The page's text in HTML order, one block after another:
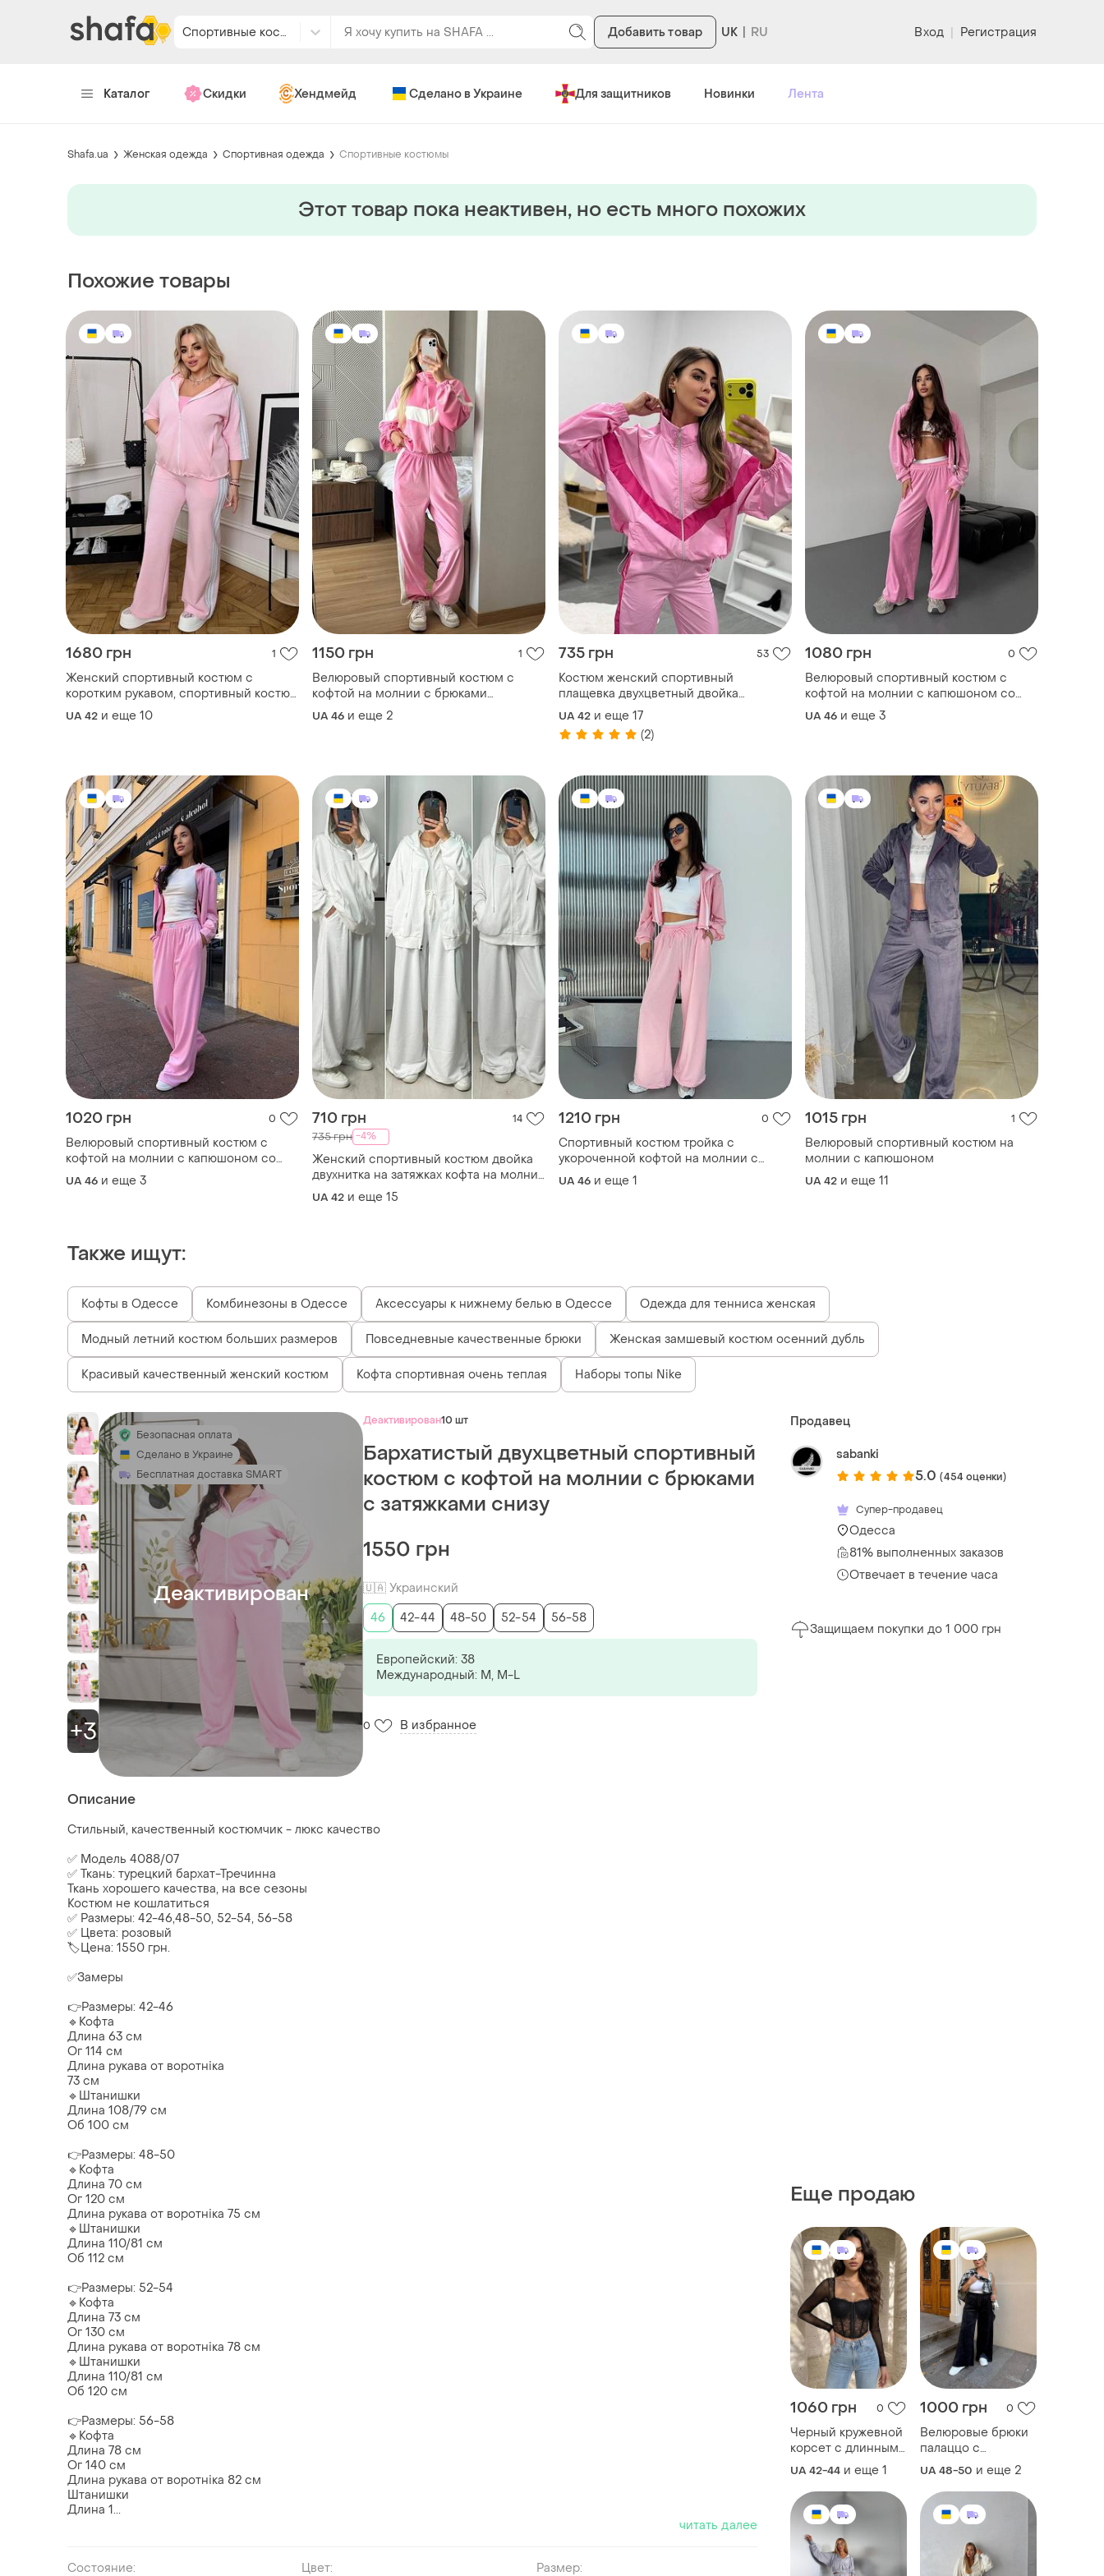
Спортивные костюмы Добавить товар UK Вход | Регистрация
Каталог Скидки Хендмейд Сделано в Украине Для защитников Новинки Лента
Shafa.ua Женская одежда Спортивная одежда Спортивные костюмы
Этот товар пока неактивен, но есть много похожих
Похожие товары
1680 грн 1
Женский спортивный костюм с
коротким рукавом, спортивный костюм
с лампасами, спортивный костюм
кофта на затяжках
UA 42 и еще 10
1150 грн 1
Велюровый спортивный костюм с
кофтой на молнии с брюками
джоггерами с карманами
UA 46 и еще 2
735 грн 53
Костюм женский спортивный
плащевка двухцветный двойка
оверсайз на затяжках розовый
UA 42 и еще 17
(2)
1080 грн 0
Велюровый спортивный костюм с
кофтой на молнии с капюшоном со
свободными прямыми брюками
UA 46 и еще 3
1020 грн 0
Велюровый спортивный костюм с
кофтой на молнии с капюшоном со
свободными прямыми брюками
UA 46 и еще 3
710 грн 14
735 грн -4%
Женский спортивный костюм двойка
двухнитка на затяжках кофта на молнии
брюки широкие оверсайз
UA 42 и еще 15
1210 грн 0
Спортивный костюм тройка с
укороченной кофтой на молнии с
капюшоном с топом с брюками с
кулисками
UA 46 и еще 1
1015 грн 1
Велюровый спортивный костюм на
молнии с капюшоном
UA 42 и еще 11
Также ищут:
Кофты в Одессе Комбинезоны в Одессе Аксессуары к нижнему белью в Одессе Одежда для тенниса женская
Модный летний костюм больших размеров Повседневные качественные брюки Женская замшевый костюм осенний дубль
Красивый качественный женский костюм Кофта спортивная очень теплая Наборы топы Nike
+3
Безопасная оплата
Сделано в Украине
Бесплатная доставка SMART
Деактивирован
Деактивирован10 шт
Бархатистый двухцветный спортивный
костюм с кофтой на молнии с брюками
с затяжками снизу
1550 грн
🇺🇦 Украинский
46
42-44 48-50 52-54 56-58
Европейский: 38
Международный: M, M-L
0 В избранное
Описание
Стильный, качественный костюмчик - люкс качество
✅ Модель 4088/07
✅ Ткань: турецкий бархат-Тречинна
Ткань хорошего качества, на все сезоны
Костюм не кошлатиться
✅ Размеры: 42-46,48-50, 52-54, 56-58
✅ Цвета: розовый
🏷️Цена: 1550 грн.
✅Замеры
👉Размеры: 42-46
🔹Кофта
Длина 63 см
Ог 114 см
Длина рукава от воротніка
73 см
🔹Штанишки
Длина 108/79 см
Об 100 см
👉Размеры: 48-50
🔹Кофта
Длина 70 см
Ог 120 см
Длина рукава от воротніка 75 см
🔹Штанишки
Длина 110/81 см
Об 112 см
👉Размеры: 52-54
🔹Кофта
Длина 73 см
Ог 130 см
Длина рукава от воротніка 78 см
🔹Штанишки
Длина 110/81 см
Об 120 см
👉Размеры: 56-58
🔹Кофта
Длина 78 см
Ог 140 см
Длина рукава от воротніка 82 см
Штанишки
Длина 1...
читать далее
Состояние:
Цвет:
Размер:
Продавец
sabanki
5.0 (454 оценки)
Супер-продавец
Одесса
81% выполненных заказов
Отвечает в течение часа
Защищаем покупки до 1 000 грн
Еще продаю
1060 грн 0
Черный кружевной
корсет с длинными
прозрачными
рукавами из сетки
UA 42-44 и еще 1
1000 грн 0
Велюровые брюки
палаццо с
карманами с
резинкой в поясе
UA 48-50 и еще 2